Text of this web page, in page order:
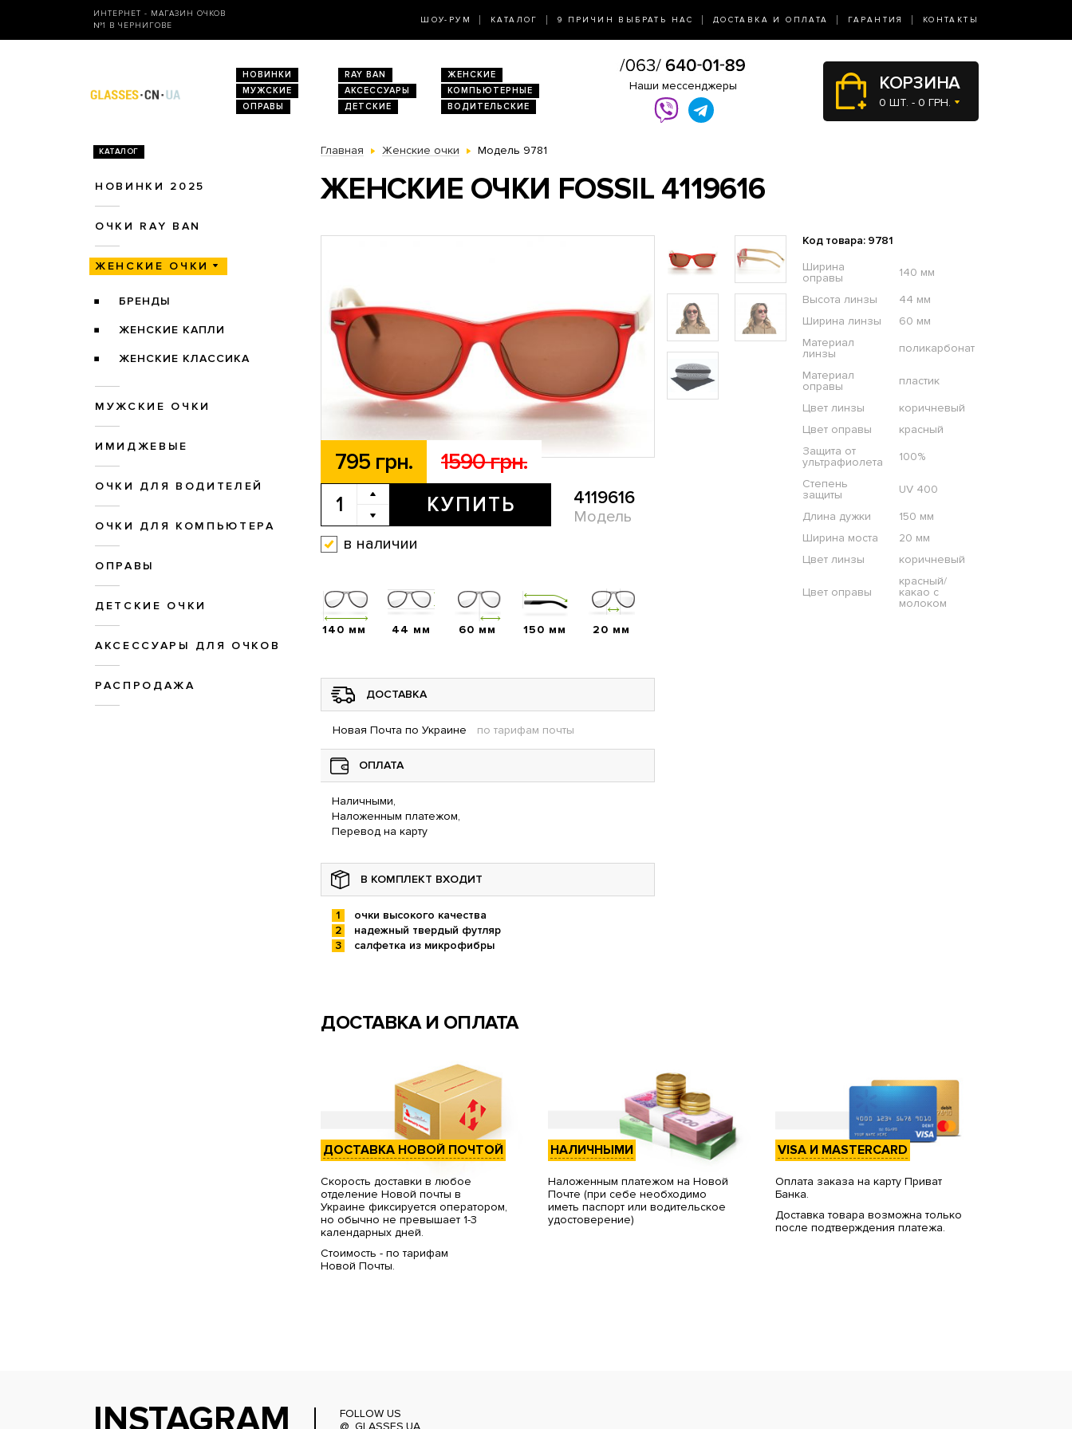
ИНТЕРНЕТ - МАГАЗИН ОЧКОВ
№1 В ЧЕРНИГОВЕ
ШОУ-РУМ КАТАЛОГ 9 ПРИЧИН ВЫБРАТЬ НАС ДОСТАВКА И ОПЛАТА ГАРАНТИЯ КОНТАКТЫ
НОВИНКИ RAY BAN
ЖЕНСКИЕ
МУЖСКИЕ
АКСЕССУАРЫ
КОМПЬЮТЕРНЫЕ
ОПРАВЫ
ДЕТСКИЕ ВОДИТЕЛЬСКИЕ
Наши мессенджеры КОРЗИНА
0 ШТ. - 0 ГРН.
КАТАЛОГ
НОВИНКИ 2025
ОЧКИ RAY BAN
ЖЕНСКИЕ ОЧКИ
БРЕНДЫ
ЖЕНСКИЕ КАПЛИ
ЖЕНСКИЕ КЛАССИКА
МУЖСКИЕ ОЧКИ
ИМИДЖЕВЫЕ
ОЧКИ ДЛЯ ВОДИТЕЛЕЙ
ОЧКИ ДЛЯ КОМПЬЮТЕРА
ОПРАВЫ
ДЕТСКИЕ ОЧКИ
АКСЕССУАРЫ ДЛЯ ОЧКОВ
РАСПРОДАЖА
Главная Женские очки Модель 9781
ЖЕНСКИЕ ОЧКИ FOSSIL 4119616
795 грн. 1590 грн.
КУПИТЬ 4119616
Модель
в наличии
Код товара: 9781
Ширина
оправы
140 мм
Высота линзы
44 мм
Ширина линзы
60 мм
Материал
линзы
поликарбонат
Материал
оправы
пластик
Цвет линзы
коричневый
Цвет оправы
красный
Защита от
ультрафиолета
100%
Степень
защиты
UV 400
Длина дужки
150 мм
Ширина моста
20 мм
Цвет линзы
коричневый
Цвет оправы
красный/
какао с
молоком
140 мм
44 мм 60 мм 150 мм 20 мм
ДОСТАВКА
Новая Почта по Украине по тарифам почты
ОПЛАТА
Наличными,
Наложенным платежом,
Перевод на карту
В КОМПЛЕКТ ВХОДИТ
очки высокого качества
надежный твердый футляр
салфетка из микрофибры
ДОСТАВКА И ОПЛАТА
ДОСТАВКА НОВОЙ ПОЧТОЙ
Скорость доставки в любое
отделение Новой почты в
Украине фиксируется оператором,
но обычно не превышает 1-3
календарных дней.
Стоимость - по тарифам
Новой Почты.
НАЛИЧНЫМИ
Наложенным платежом на Новой
Почте (при себе необходимо
иметь паспорт или водительское
удостоверение)
VISA И MASTERCARD
Оплата заказа на карту Приват
Банка.
Доставка товара возможна только
после подтверждения платежа.
INSTAGRAM
FOLLOW US